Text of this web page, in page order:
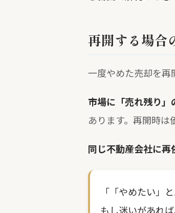
再開する場合
一度やめた売却を再
市場に「売れ残り」
あります。再開時は
同じ不動産会社に再
「「やめたい」
もし迷いがあれ